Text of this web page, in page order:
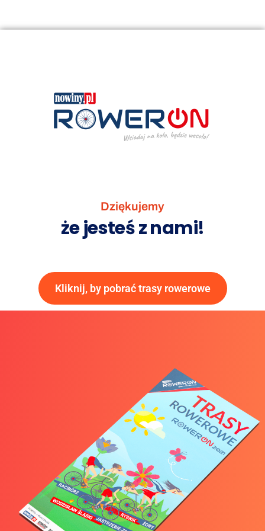
Dziękujemy
że jesteś z nami!
Kliknij, by pobrać trasy rowerowe